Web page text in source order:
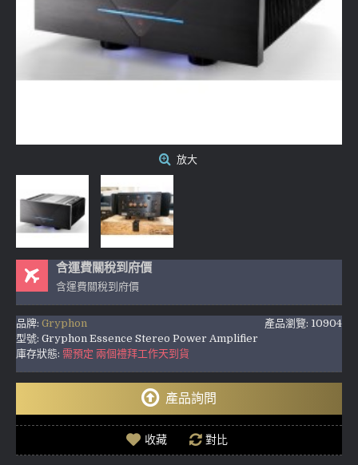
放大
含運費關稅到府價
含運費關稅到府價
產品瀏覽: 10904
品牌: Gryphon
型號: Gryphon Essence Stereo Power Amplifier
庫存狀態: 需預定 兩個禮拜工作天到貨
產品詢問
收藏 對比